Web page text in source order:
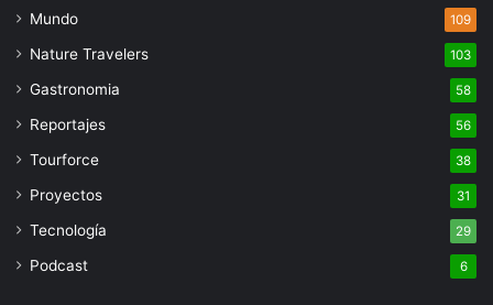
Mundo 109
Nature Travelers 103
Gastronomia 58
Reportajes 56
Tourforce 38
Proyectos 31
Tecnología 29
Podcast 6